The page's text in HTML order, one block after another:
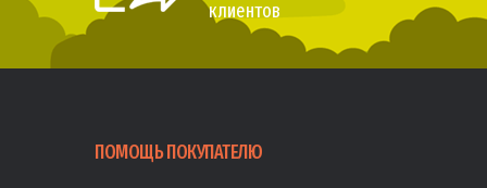
клиентов
ПОМОЩЬ ПОКУПАТЕЛЮ